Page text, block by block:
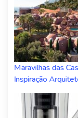
Maravilhas das
Inspiração